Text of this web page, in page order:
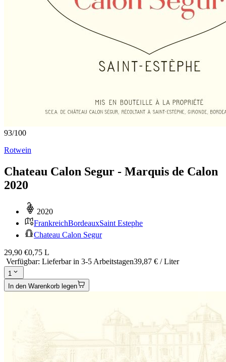
93/100
Rotwein
Chateau Calon Segur - Marquis de Calon
2020
2020
FrankreichBordeauxSaint Estephe
Chateau Calon Segur
29,90 €0,75 L
Verfügbar: Lieferbar in 3-5 Arbeitstagen39,87 € / Liter
1
In den Warenkorb legen